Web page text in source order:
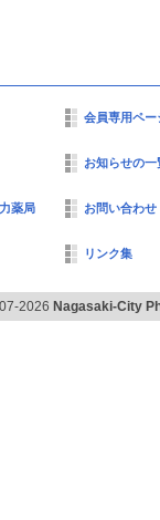
薬局
会員専用ペー
お知らせの一
お問い合わせ
リンク集
2026 Nagasaki-City